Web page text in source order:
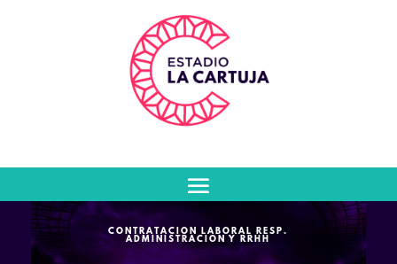
CONTRATACION LABORAL RESP.
ADMINISTRACION Y RRHH